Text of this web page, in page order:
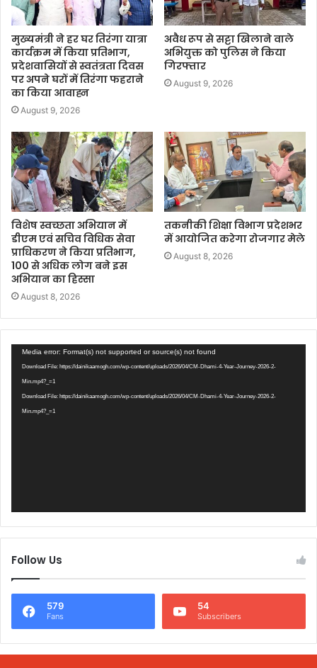
मुख्यमंत्री ने हर घर तिरंगा यात्रा
कार्यक्रम में किया प्रतिभाग,
प्रदेशवासियों से स्वतंत्रता दिवस
पर अपने घरों में तिरंगा फहराने
का किया आवाह्न
August 9, 2026
अवैध रूप से सट्टा खिलाने वाले
अभियुक्त को पुलिस ने किया
गिरफ्तार
August 9, 2026
विशेष स्वच्छता अभियान में
डीएम एवं सचिव विधिक सेवा
प्राधिकरण ने किया प्रतिभाग,
100 से अधिक लोग बने इस
अभियान का हिस्सा
August 8, 2026
तकनीकी शिक्षा विभाग प्रदेशभर
में आयोजित करेगा रोजगार मेले
August 8, 2026
Video
Player
Media error: Format(s) not supported or source(s) not found
Download File: https://dainikaamogh.com/wp-content/uploads/2026/04/CM-Dhami-4-Year-Journey-2026-2-
Min.mp4?_=1
Download File: https://dainikaamogh.com/wp-content/uploads/2026/04/CM-Dhami-4-Year-Journey-2026-2-
Min.mp4?_=1
Follow Us
579
Fans
54
Subscribers